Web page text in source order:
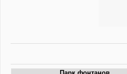
Парк фонтанов